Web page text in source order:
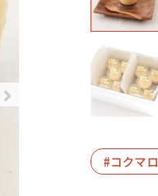
#コクマ